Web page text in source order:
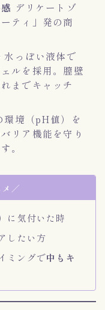
デリケートゾ
ティ」発の商
水っぽい液体で
ルを採用。膣壁
までキャッチ
環境（pH値）を
リア機能を守り
。
／
に気付いた時
したい方
ミングで中もキ